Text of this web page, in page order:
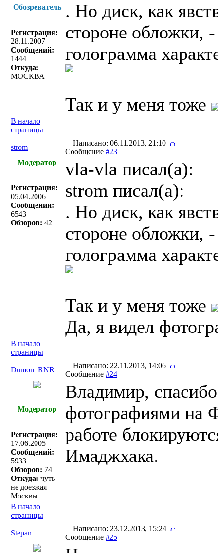
Обозреватель
Регистрация:
28.11.2007
Сообщений:
1444
Откуда:
МОСКВА
. Но диск, как
стороне обложки,
голограмма
Так и у меня тоже
В начало
страницы
strom
Написано: 06.11.2013, 21:10
Сообщение #23
Модератор
Регистрация:
05.04.2006
Сообщений:
6543
Обзоров: 42
vla-vla писал(a):
strom писал(a):
. Но диск, как
стороне обложки,
голограмма
Так и у меня тоже
Да, я видел
В начало
страницы
Dumon_RNR
Написано: 22.11.2013, 14:06
Сообщение #24
Модератор
Регистрация:
17.06.2005
Сообщений:
5933
Обзоров: 74
Откуда: чуть
не доезжая
Москвы
Владимир,
фотографиями на
работе
Имаджхака.
В начало
страницы
Stepan
Написано: 23.12.2013, 15:24
Сообщение #25